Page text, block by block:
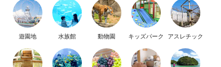
遊園地 水族館 動物園 キッズパーク アスレチック